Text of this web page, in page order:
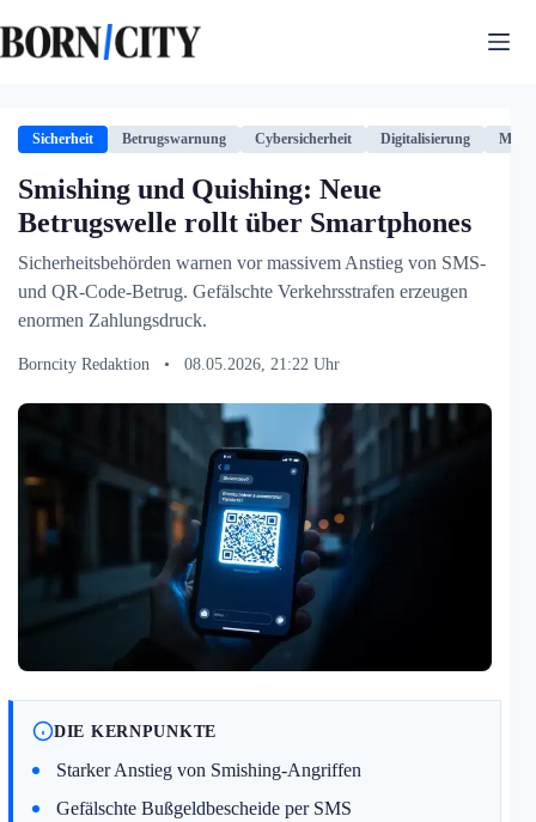
Inhalt
springen
Sicherheit Betrugswarnung Cybersicherheit Digitalisierung
Smishing und Quishing: Neue
Betrugswelle rollt über Smartphones
Sicherheitsbehörden warnen vor massivem Anstieg von SMS-
und QR-Code-Betrug. Gefälschte Verkehrsstrafen erzeugen
enormen Zahlungsdruck.
Borncity Redaktion • 08.05.2026, 21:22 Uhr
DIE KERNPUNKTE
Starker Anstieg von Smishing-Angriffen
Gefälschte Bußgeldbescheide per SMS